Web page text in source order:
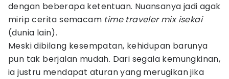
dengan beberapa ketentuan. Nuansanya jadi agak
mirip cerita semacam time traveler mix isekai
(dunia lain).
Meski dibilang kesempatan, kehidupan barunya
pun tak berjalan mudah. Dari segala kemungkinan,
ia justru mendapat aturan yang merugikan jika